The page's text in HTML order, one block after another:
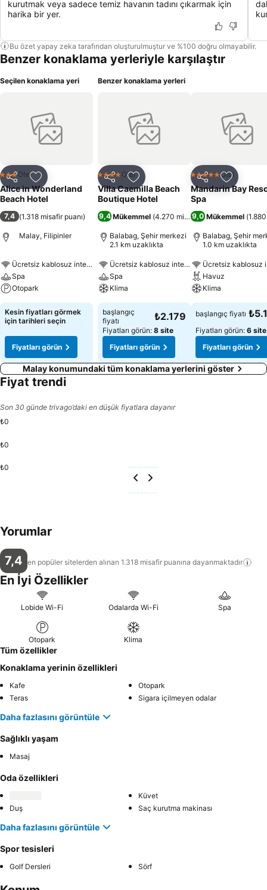
kurutmak veya sadece temiz havanın tadını çıkarmak için
harika bir yer.
Bu özet yapay zeka tarafından oluşturulmuştur ve %100 doğru olmayabilir.
Benzer konaklama yerleriyle karşılaştır
Seçilen konaklama yeri
Paylaş Favorilerime ekle
3 YıldızOtel
Alice in Wonderland
Beach Hotel
7,4 (1.318 misafir puanı)
Malay, Filipinler
Ücretsiz kablosuz internet
Spa
Otopark
Kesin fiyatları görmek
için tarihleri seçin
Fiyatları görün
Benzer konaklama yerleri
Paylaş Favorilerime ekle
4 Yıldız Otel
Villa Caemilla Beach
Boutique Hotel
9,4 Mükemmel (4.270 misafir puanı)
Balabag, Şehir merkezi
2.1 km uzaklıkta
Ücretsiz kablosuz internet
Spa
Klima
başlangıç
fiyatı
₺2.179
Fiyatları görün: 8 site
Fiyatları görün
Paylaş
5 Yıldız Otel
Mandarin Bay
Spa
9,0 Mükemmel (
Balabag, Şehir
1.0 km uzaklıkta
Ücretsiz kablosuz
Havuz
Klima
başlangıç fiyatı
Fiyatları görün: 6 site
Fiyatları görün
Malay konumundaki tüm konaklama yerlerini göster
Fiyat trendi
Son 30 günde trivago’daki en düşük fiyatlara dayanır
₺0
₺0
₺0
Yorumlar
7,4 en popüler sitelerden alınan 1.318 misafir puanına dayanmaktadır
En İyi Özellikler
Lobide Wi-Fi Odalarda Wi-Fi Spa
Otopark Klima
Tüm özellikler
Konaklama yerinin özellikleri
Kafe
Otopark
Teras
Sigara içilmeyen odalar
Daha fazlasını görüntüle
Sağlıklı yaşam
Masaj
Oda özellikleri
Küvet
Duş
Saç kurutma makinası
Daha fazlasını görüntüle
Spor tesisleri
Golf Dersleri Sörf